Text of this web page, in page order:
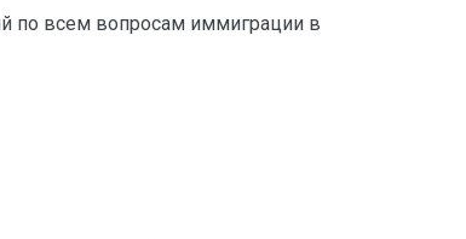
по всем вопросам иммиграции в